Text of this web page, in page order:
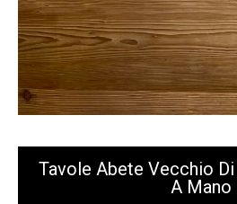
Tavole Abete Vecchio
A Mano